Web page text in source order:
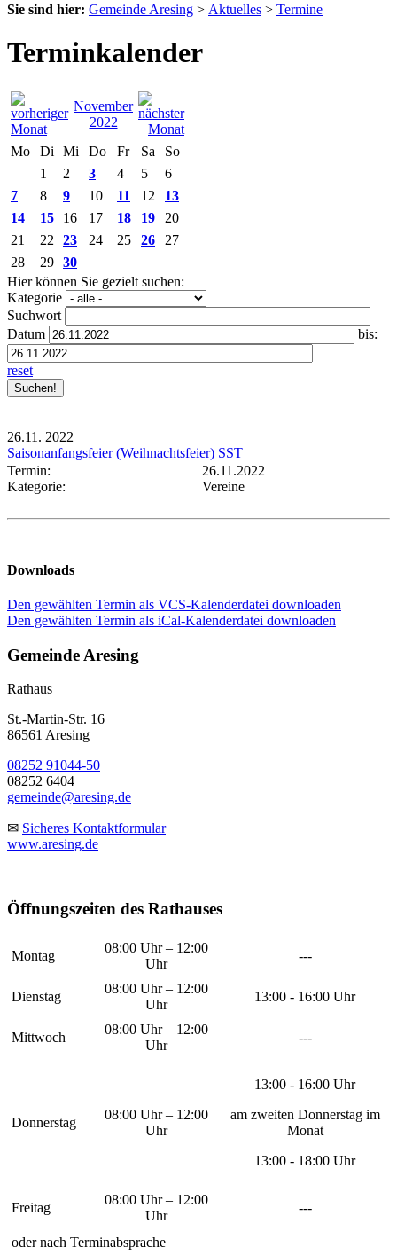
Sie sind hier: Gemeinde Aresing > Aktuelles > Termine
Terminkalender
November
2022
Mo
Di Mi Do Fr Sa
So
1
2 3 4 5
6
7
8 9 10 11 12
13
14
15 16 17 18 19
20
21
22 23 24 25 26
27
28
29 30
Hier können Sie gezielt suchen:
Kategorie
Suchwort
Datum
bis:
reset
26.11. 2022
Saisonanfangsfeier (Weihnachtsfeier) SST
Termin:
26.11.2022
Kategorie:
Vereine
Downloads
Den gewählten Termin als VCS-Kalenderdatei downloaden
Den gewählten Termin als iCal-Kalenderdatei downloaden
Gemeinde Aresing
Rathaus
St.-Martin-Str. 16
86561 Aresing
08252 91044-50
08252 6404
gemeinde@aresing.de
✉ Sicheres Kontaktformular
www.aresing.de
Öffnungszeiten des Rathauses
Montag
08:00 Uhr – 12:00
Uhr
---
Dienstag
08:00 Uhr – 12:00
Uhr
13:00 - 16:00 Uhr
Mittwoch
08:00 Uhr – 12:00
Uhr
---
Donnerstag
08:00 Uhr – 12:00
Uhr
13:00 - 16:00 Uhr
am zweiten Donnerstag im
Monat
13:00 - 18:00 Uhr
Freitag
08:00 Uhr – 12:00
Uhr
---
oder nach Terminabsprache